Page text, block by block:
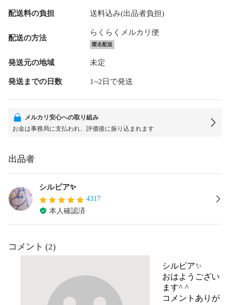
配送料の負担 送料込み(出品者負担)
配送の方法
らくらくメルカリ便
匿名配送
発送元の地域 未定
発送までの日数 1~2日で発送
メルカリ安心への取り組み
お金は事務局に支払われ、評価後に振り込まれます
出品者
シルビア✨
4317
本人確認済
コメント (2)
シルビア✨
おはようござい
ます^ ^
コメントありが